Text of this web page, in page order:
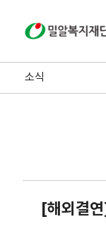
밀알복지재
소식
[해외결